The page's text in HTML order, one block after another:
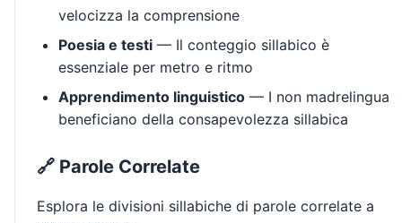
velocizza la comprensione
Poesia e testi — Il conteggio sillabico è
essenziale per metro e ritmo
Apprendimento linguistico — I non madrelingua
beneficiano della consapevolezza sillabica
🔗 Parole Correlate
Esplora le divisioni sillabiche di parole correlate a